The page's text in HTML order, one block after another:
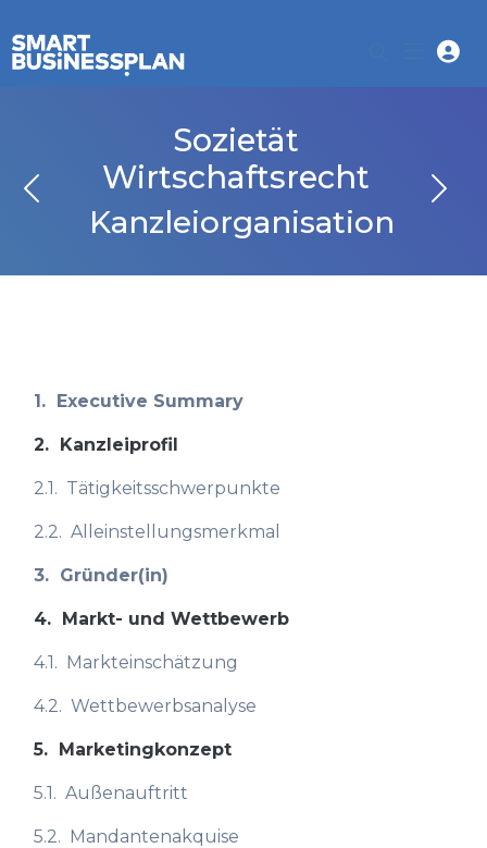
Sozietät
Wirtschaftsrecht
Kanzleiorganisation
1. Executive Summary
2. Kanzleiprofil
2.1. Tätigkeitsschwerpunkte
2.2. Alleinstellungsmerkmal
3. Gründer(in)
4. Markt- und Wettbewerb
4.1. Markteinschätzung
4.2. Wettbewerbsanalyse
5. Marketingkonzept
5.1. Außenauftritt
5.2. Mandantenakquise